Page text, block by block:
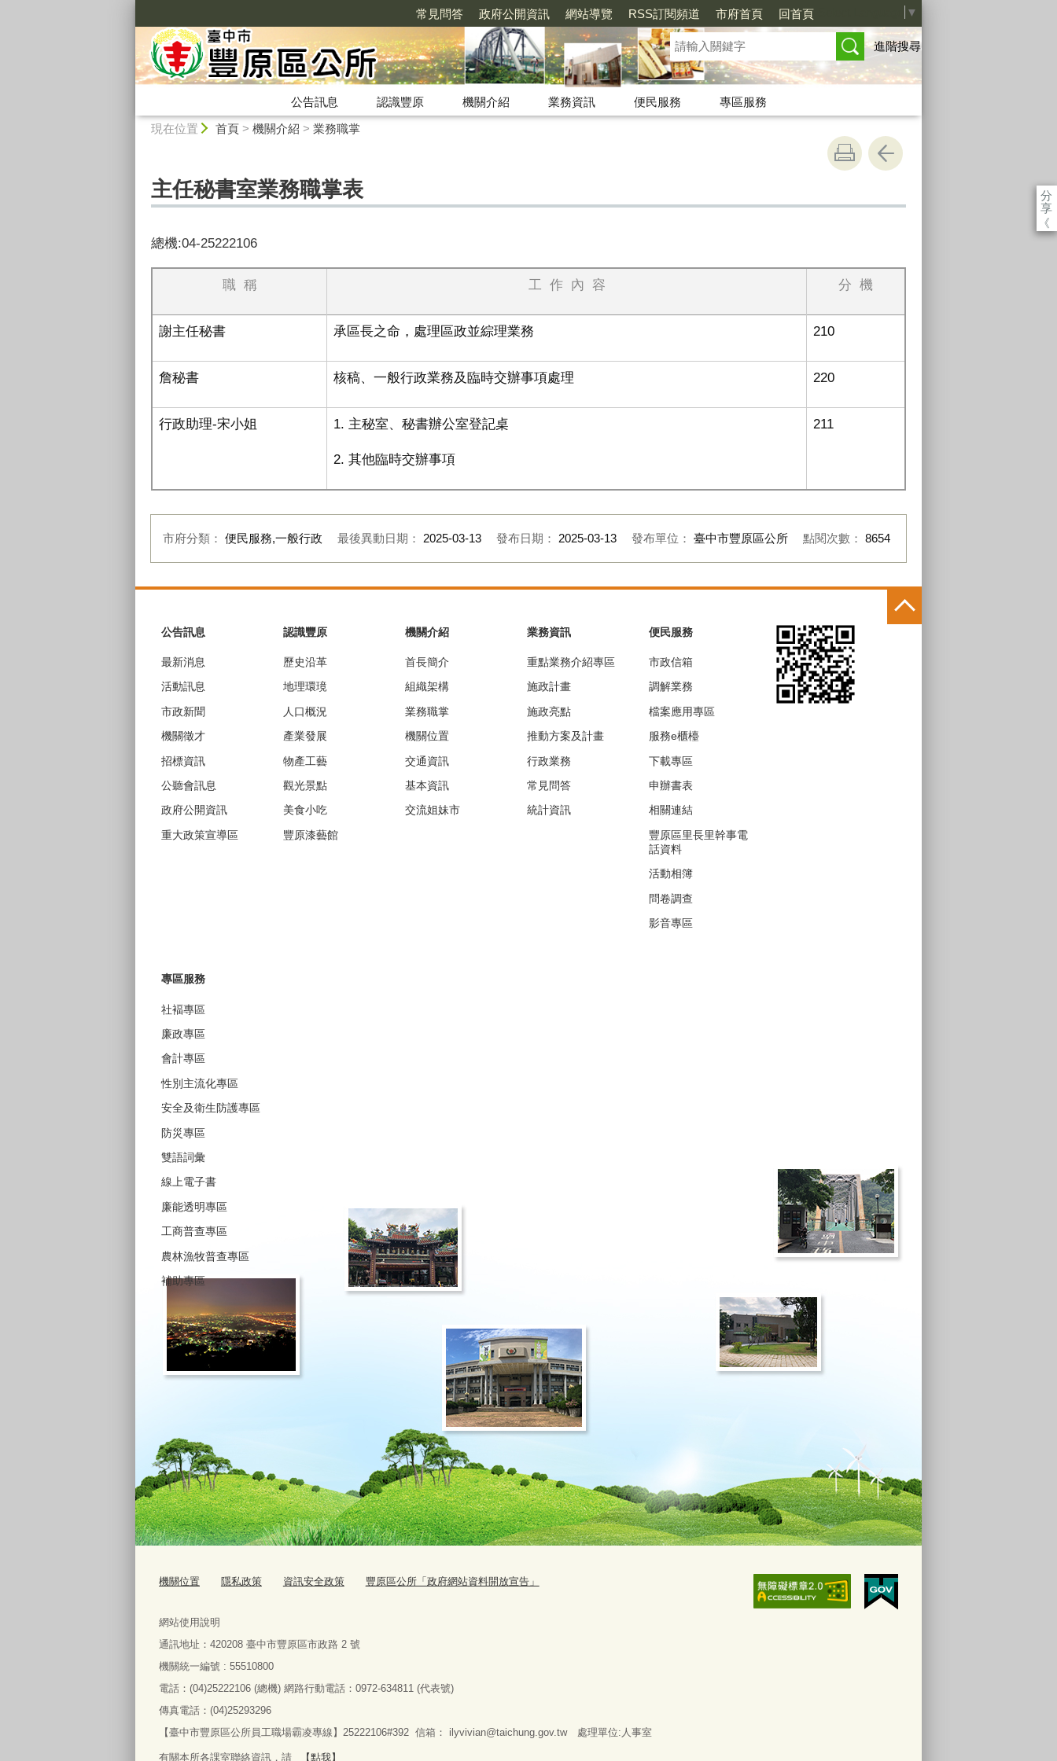
常見問答 政府公開資訊 網站導覽 RSS訂閱頻道 市府首頁 回首頁 ▼
進階搜尋
公告訊息 認識豐原 機關介紹 業務資訊 便民服務
專區服務
現在位置 首頁> 機關介紹 > 業務職掌
分
享
《
主任秘書室業務職掌表
總機:04-25222106
職 稱 工 作 內 容 分 機
謝主任秘書 承區長之命，處理區政並綜理業務 210
詹秘書 核稿、一般行政業務及臨時交辦事項處理 220
行政助理-宋小姐 1. 主秘室、秘書辦公室登記桌
2. 其他臨時交辦事項
211
市府分類： 便民服務,一般行政 最後異動日期： 2025-03-13 發布日期： 2025-03-13 發布單位： 臺中市豐原區公所 點閱次數： 8654
公告訊息
最新消息
活動訊息
市政新聞
機關徵才
招標資訊
公聽會訊息
政府公開資訊
重大政策宣導區
認識豐原
歷史沿革
地理環璄
人口概況
產業發展
物產工藝
觀光景點
美食小吃
豐原漆藝館
機關介紹
首長簡介
組織架構
業務職掌
機關位置
交通資訊
基本資訊
交流姐妹市
業務資訊
重點業務介紹專區
施政計畫
施政亮點
推動方案及計畫
行政業務
常見問答
統計資訊
便民服務
市政信箱
調解業務
檔案應用專區
服務e櫃檯
下載專區
申辦書表
相關連結
豐原區里長里幹事電
話資料
活動相簿
問卷調查
影音專區
專區服務
社褔專區
廉政專區
會計專區
性別主流化專區
安全及衛生防護專區
防災專區
雙語詞彙
線上電子書
廉能透明專區
工商普查專區
農林漁牧普查專區
補助專區
機關位置 隱私政策 資訊安全政策 豐原區公所「政府網站資料開放宣告」
網站使用說明
通訊地址： 420208 臺中市豐原區市政路 2 號
機關統一編號 : 55510800
電話： (04)25222106 (總機) 網路行動電話： 0972-634811 (代表號)
傳真電話： (04)25293296
【臺中市豐原區公所員工職場霸凌專線】25222106#392 信箱： ilyvivian@taichung.gov.tw處理單位:人事室
有關本所各課室聯絡資訊，請 【點我】